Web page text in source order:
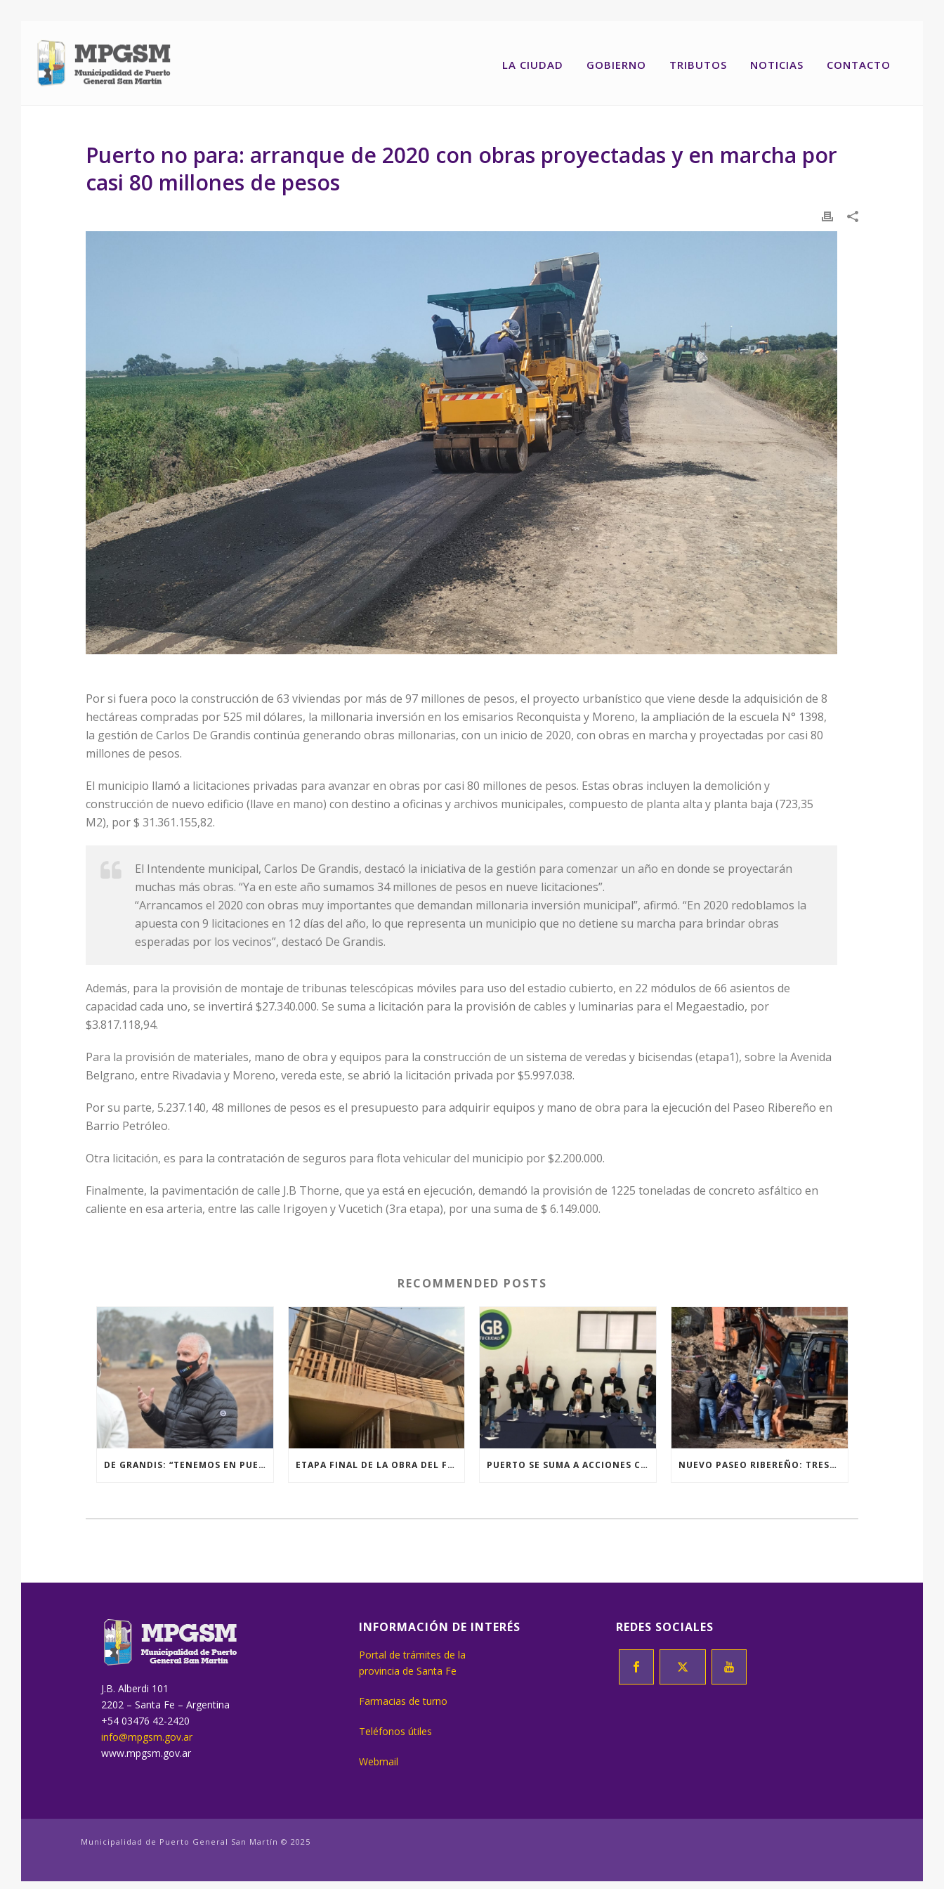
LA CIUDAD GOBIERNO TRIBUTOS NOTICIAS CONTACTO
Puerto no para: arranque de 2020 con obras proyectadas y en marcha por
casi 80 millones de pesos
Por si fuera poco la construcción de 63 viviendas por más de 97 millones de pesos, el proyecto urbanístico que viene desde la adquisición de 8
hectáreas compradas por 525 mil dólares, la millonaria inversión en los emisarios Reconquista y Moreno, la ampliación de la escuela N° 1398,
la gestión de Carlos De Grandis continúa generando obras millonarias, con un inicio de 2020, con obras en marcha y proyectadas por casi 80
millones de pesos.
El municipio llamó a licitaciones privadas para avanzar en obras por casi 80 millones de pesos. Estas obras incluyen la demolición y
construcción de nuevo edificio (llave en mano) con destino a oficinas y archivos municipales, compuesto de planta alta y planta baja (723,35
M2), por $ 31.361.155,82.
El Intendente municipal, Carlos De Grandis, destacó la iniciativa de la gestión para comenzar un año en donde se proyectarán
muchas más obras. “Ya en este año sumamos 34 millones de pesos en nueve licitaciones”.
“Arrancamos el 2020 con obras muy importantes que demandan millonaria inversión municipal”, afirmó. “En 2020 redoblamos la
apuesta con 9 licitaciones en 12 días del año, lo que representa un municipio que no detiene su marcha para brindar obras
esperadas por los vecinos”, destacó De Grandis.
Además, para la provisión de montaje de tribunas telescópicas móviles para uso del estadio cubierto, en 22 módulos de 66 asientos de
capacidad cada uno, se invertirá $27.340.000. Se suma a licitación para la provisión de cables y luminarias para el Megaestadio, por
$3.817.118,94.
Para la provisión de materiales, mano de obra y equipos para la construcción de un sistema de veredas y bicisendas (etapa1), sobre la Avenida
Belgrano, entre Rivadavia y Moreno, vereda este, se abrió la licitación privada por $5.997.038.
Por su parte, 5.237.140, 48 millones de pesos es el presupuesto para adquirir equipos y mano de obra para la ejecución del Paseo Ribereño en
Barrio Petróleo.
Otra licitación, es para la contratación de seguros para flota vehicular del municipio por $2.200.000.
Finalmente, la pavimentación de calle J.B Thorne, que ya está en ejecución, demandó la provisión de 1225 toneladas de concreto asfáltico en
caliente en esa arteria, entre las calle Irigoyen y Vucetich (3ra etapa), por una suma de $ 6.149.000.
RECOMMENDED POSTS
DE GRANDIS: “TENEMOS EN PUERTO CINCUENTA OBRAS PÚBLICAS EN MARCHA” ETAPA FINAL DE LA OBRA DEL FUTURO EDIFICIO DE LAS OFICINAS Y EL ARCHIVO MUNICIPAL PUERTO SE SUMA A ACCIONES COLECTIVAS CON INTENDENTES DEL CORDÓN INDUSTRIAL Y EL GOBIERNO PROVINCIAL PARA FRENAR EL AVANCE DEL DENGUE NUEVO PASEO RIBEREÑO: TRESCIENTOS METROS DE PASARELA UNIRÁN TRES BARRIOS DE PUERTO A LA VERA DEL ARROYO SAN LORENZO
J.B. Alberdi 101
2202 – Santa Fe – Argentina
+54 03476 42-2420
info@mpgsm.gov.ar
www.mpgsm.gov.ar
INFORMACIÓN DE INTERÉS
Portal de trámites de la
provincia de Santa Fe
Farmacias de turno
Teléfonos útiles
Webmail
REDES SOCIALES
Municipalidad de Puerto General San Martín © 2025